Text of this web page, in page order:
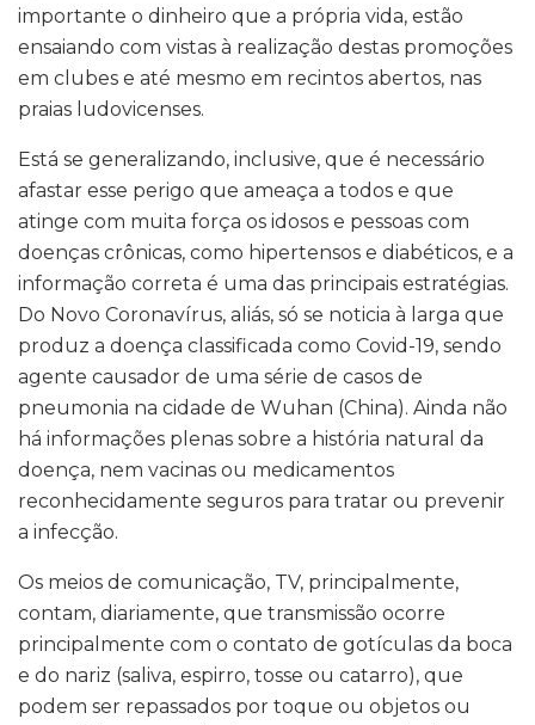
importante o dinheiro que a própria vida, estão
ensaiando com vistas à realização destas promoções
em clubes e até mesmo em recintos abertos, nas
praias ludovicenses.
Está se generalizando, inclusive, que é necessário
afastar esse perigo que ameaça a todos e que
atinge com muita força os idosos e pessoas com
doenças crônicas, como hipertensos e diabéticos, e a
informação correta é uma das principais estratégias.
Do Novo Coronavírus, aliás, só se noticia à larga que
produz a doença classificada como Covid-19, sendo
agente causador de uma série de casos de
pneumonia na cidade de Wuhan (China). Ainda não
há informações plenas sobre a história natural da
doença, nem vacinas ou medicamentos
reconhecidamente seguros para tratar ou prevenir
a infecção.
Os meios de comunicação, TV, principalmente,
contam, diariamente, que transmissão ocorre
principalmente com o contato de gotículas da boca
e do nariz (saliva, espirro, tosse ou catarro), que
podem ser repassados por toque ou objetos ou